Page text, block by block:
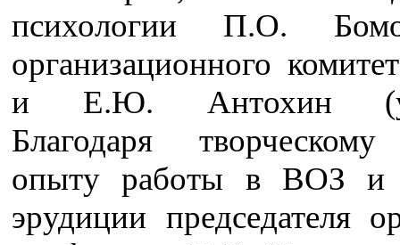
психологии П.О.
организационного
и Е.Ю. Антохин
Благодаря
опыту работы в ВОЗ и
эрудиции председателя